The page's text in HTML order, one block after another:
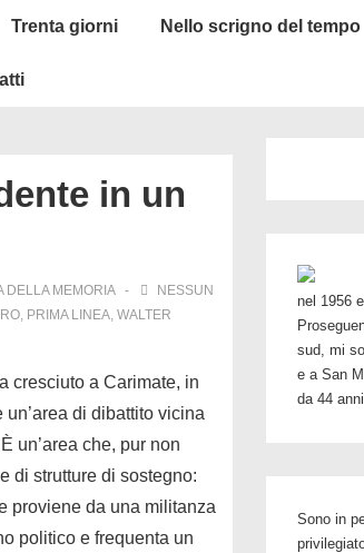
Trenta giorni Nello scrigno del tempo
in un
DELLA MEMORIA
NESSUN
, PRIMA LINEA, WALTER
cresciuto a Carimate, in
di dibattito vicina
un’area che, pur non
di strutture di sostegno:
proviene da una militanza
politico e frequenta un
nel 1956
sud, mi
e a San
da 44
Sono in